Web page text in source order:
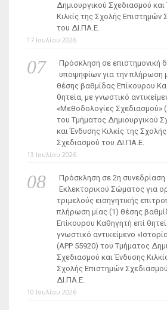
Δημιουργικού Σχεδιασμού
Κιλκίς της Σχολής Επιστημών
του ΔΙ.ΠΑ.Ε.
17 Ιουλίου 2026
Πρόσκληση σε επιστημονική
υποψηφίων για την πλήρωση
θέσης βαθμίδας Επίκουρου
θητεία, με γνωστικό
«Μεθοδολογίες Σχεδιασμού»
του Τμήματος Δημιουργικού
και Ένδυσης Κιλκίς της
Σχεδιασμού του ΔΙ.ΠΑ.Ε.
13 Ιουλίου 2026
Πρόσκληση σε 2η συνεδρίαση
Εκλεκτορικού Σώματος για
τριμελούς εισηγητικής
πλήρωση μίας (1) θέσης
Επίκουρου Καθηγητή επί
γνωστικό αντικείμενο
(ΑΡΡ 55920) του Τμήματος
Σχεδιασμού και Ένδυσης
Σχολής Επιστημών
ΔΙ.ΠΑ.Ε.
10 Ιουλίου 2026